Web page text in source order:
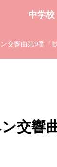
中学校
交響曲第9番「
交響